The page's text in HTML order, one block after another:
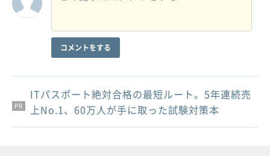
コメントをする
PR
PR
PR
ITパスポート絶対合格の最短ルート。5年連続売
上No.1、60万人が手に取った試験対策本